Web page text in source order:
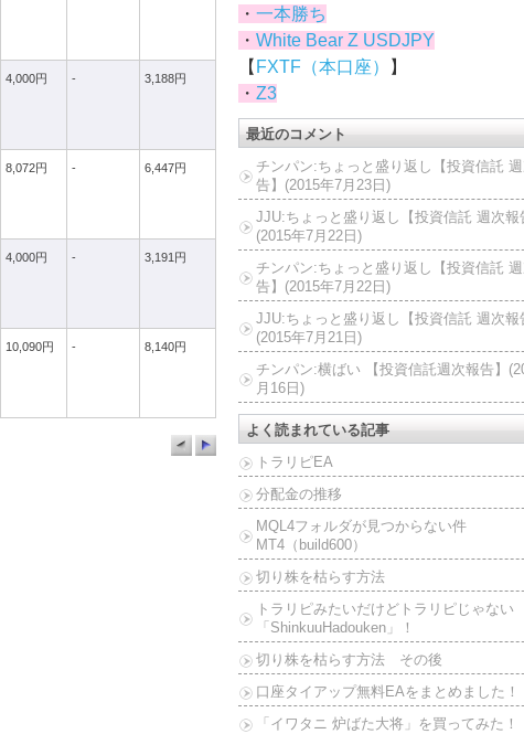
4,000円 - 3,188円
8,072円 - 6,447円
4,000円 - 3,191円
10,090円 - 8,140円
・ 一本勝ち
・ White Bear Z USDJPY
【 FXTF（本口座）
】
・ Z3
最近のコメント
チンパン:ちょっと盛り返し【投資信託
告】(2015年7月23日)
JJU:ちょっと盛り返し【投資信託 週次報
(2015年7月22日)
チンパン:ちょっと盛り返し【投資信託
告】(2015年7月22日)
JJU:ちょっと盛り返し【投資信託 週次報
(2015年7月21日)
チンパン:横ばい 【投資信託週次報告】
月16日)
よく読まれている記事
トラリピEA
分配金の推移
MQL4フォルダが見つからない件
MT4（build600）
切り株を枯らす方法
トラリピみたいだけどトラリピじゃない
「ShinkuuHadouken」！
切り株を枯らす方法 その後
口座タイアップ無料EAをまとめました！
「イワタニ 炉ばた大将」を買ってみた！